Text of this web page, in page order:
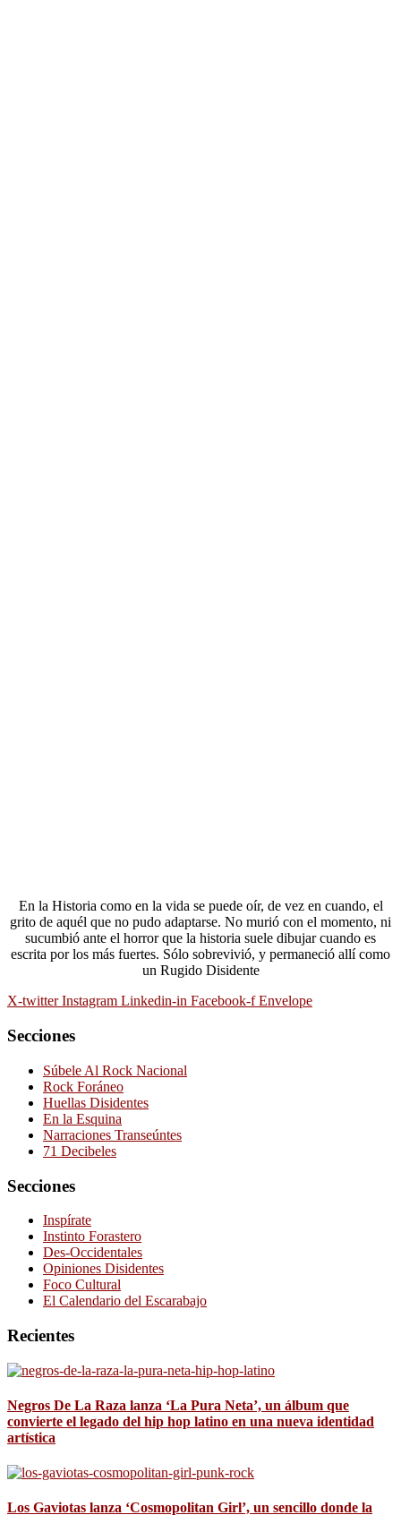
En la Historia como en la vida se puede oír, de vez en cuando, el
grito de aquél que no pudo adaptarse. No murió con el momento, ni
sucumbió ante el horror que la historia suele dibujar cuando es
escrita por los más fuertes. Sólo sobrevivió, y permaneció allí como
un Rugido Disidente
X-twitter Instagram Linkedin-in Facebook-f Envelope
Secciones
Súbele Al Rock Nacional
Rock Foráneo
Huellas Disidentes
En la Esquina
Narraciones Transeúntes
71 Decibeles
Secciones
Inspírate
Instinto Forastero
Des-Occidentales
Opiniones Disidentes
Foco Cultural
El Calendario del Escarabajo
Recientes
Negros De La Raza lanza ‘La Pura Neta’, un álbum que
convierte el legado del hip hop latino en una nueva identidad
artística
Los Gaviotas lanza ‘Cosmopolitan Girl’, un sencillo donde la